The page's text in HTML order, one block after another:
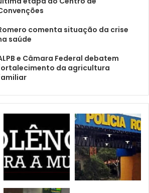
comenta situação da crise
saúde
e Câmara Federal debatem
da agricultura